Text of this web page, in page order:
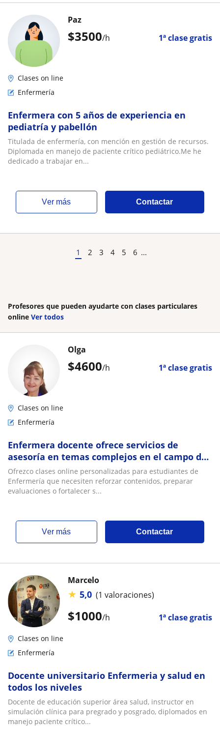
$3500/h 1ª clase gratis
Paz
Clases on line
Enfermería
Enfermera con 5 años de experiencia en
pediatría y pabellón
Titulada de enfermería, con mención en gestión de recursos.
Diplomada en manejo de paciente crítico pediátrico.Me he
dedicado a trabajar en...
ver más Contactar
1 2 3 4 5 6 ...
Profesores que pueden ayudarte con clases particulares
online Ver todos
$4600/h 1ª clase gratis
Olga
Clases on line
Enfermería
Enfermera docente ofrece servicios de
asesoría en temas complejos en el campo de
la enfermería
Ofrezco clases online personalizadas para estudiantes de
Enfermería que necesiten reforzar contenidos, preparar
evaluaciones o fortalecer s...
ver más Contactar
$1000/h 1ª clase gratis
Marcelo
★ 5,0 (1 valoraciones)
Clases on line
Enfermería
Docente universitario Enfermeria y salud en
todos los niveles
Docente de educación superior área salud, instructor en
simulación clínica para pregrado y posgrado, diplomados en
manejo paciente crítico...